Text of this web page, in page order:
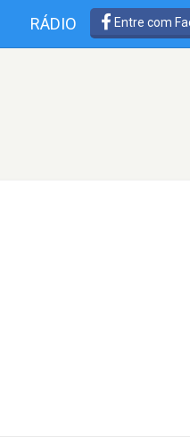
RÁDIO Entre com